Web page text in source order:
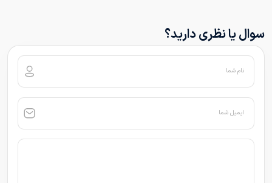
سوال یا نظری دارید؟
نام شما
ایمیل شما